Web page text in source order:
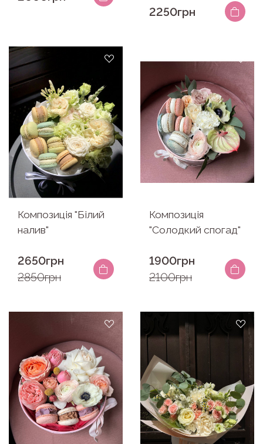
2250грн
Композиція "Білий
налив"
2650грн
2850грн
Композиція
"Солодкий спогад"
1900грн
2100грн